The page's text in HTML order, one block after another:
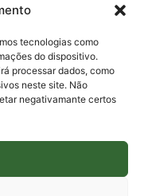
tecnologias como
do dispositivo.
processar dados, como
neste site. Não
negativamante certos
de Contas
3665-4831